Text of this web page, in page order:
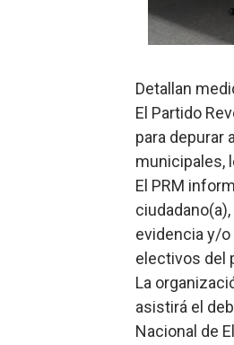
-
Detallan
El Partido
para depurar
municipales,
El PRM
evidencia y/
electivos del
La
asistirá el
Nacional de